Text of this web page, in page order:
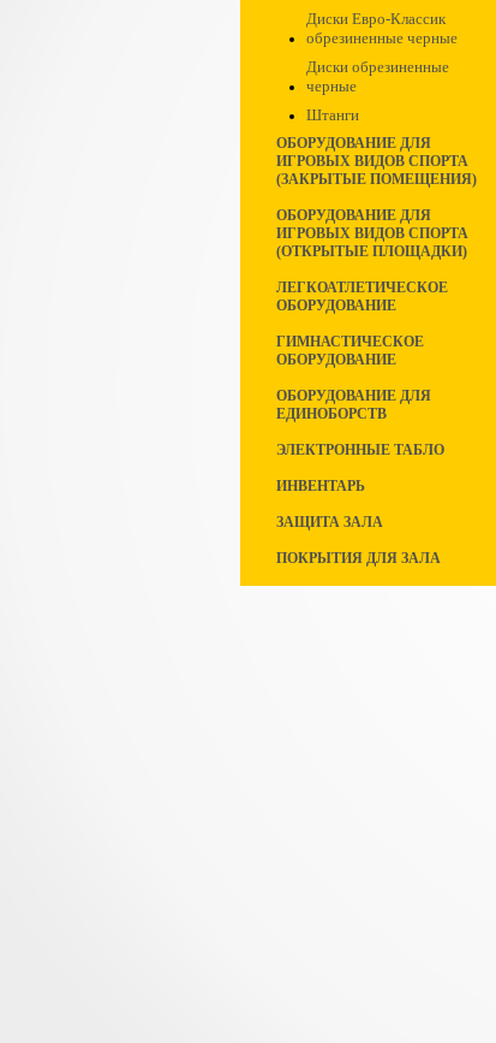
Диски Евро-Классик
обрезиненные черные
Диски обрезиненные
черные
Штанги
ОБОРУДОВАНИЕ ДЛЯ
ИГРОВЫХ ВИДОВ СПОРТА
(ЗАКРЫТЫЕ ПОМЕЩЕНИЯ)
ОБОРУДОВАНИЕ ДЛЯ
ИГРОВЫХ ВИДОВ СПОРТА
(ОТКРЫТЫЕ ПЛОЩАДКИ)
ЛЕГКОАТЛЕТИЧЕСКОЕ
ОБОРУДОВАНИЕ
ГИМНАСТИЧЕСКОЕ
ОБОРУДОВАНИЕ
ОБОРУДОВАНИЕ ДЛЯ
ЕДИНОБОРСТВ
ЭЛЕКТРОННЫЕ ТАБЛО
ИНВЕНТАРЬ
ЗАЩИТА ЗАЛА
ПОКРЫТИЯ ДЛЯ ЗАЛА